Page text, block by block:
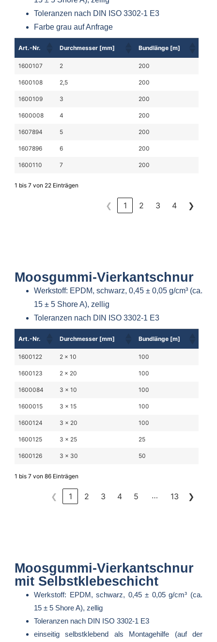
Toleranzen nach DIN ISO 3302-1 E3
Farbe grau auf Anfrage
Art.-Nr. Durchmesser [mm] Bundlänge [m]
1600107 2 200
1600108 2,5 200
1600109 3 200
1600008 4 200
1607894 5 200
1607896 6 200
1600110 7 200
1 bis 7 von 22 Einträgen
❮ 1 2 3 4 ❯
Moosgummi-Vierkantschnur
Werkstoff: EPDM, schwarz, 0,45 ± 0,05 g/cm³ (ca.
15 ± 5 Shore A), zellig
Toleranzen nach DIN ISO 3302-1 E3
Art.-Nr. Durchmesser [mm] Bundlänge [m]
1600122 2 x 10 100
1600123 2 x 20 100
1600084 3 x 10 100
1600015 3 x 15 100
1600124 3 x 20 100
1600125 3 x 25 25
1600126 3 x 30 50
1 bis 7 von 86 Einträgen
❮ 1 2 3 4 5 … 13 ❯
Moosgummi-Vierkantschnur
mit Selbstklebeschicht
Werkstoff: EPDM, schwarz, 0,45 ± 0,05 g/cm³ (ca.
15 ± 5 Shore A), zellig
Toleranzen nach DIN ISO 3302-1 E3
einseitig selbstklebend als Montagehilfe (auf der